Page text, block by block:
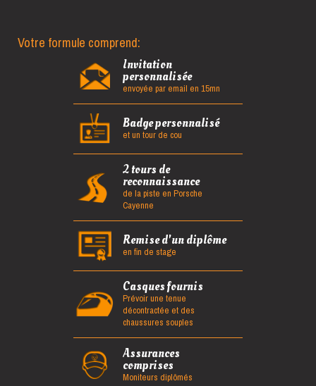
Votre formule comprend:
Invitation
personnalisée
envoyée par email en 15mn
Badge personnalisé
et un tour de cou
2 tours de
reconnaissance
de la piste en Porsche
Cayenne
Remise d'un diplôme
en fin de stage
Casques fournis
Prévoir une tenue
décontractée et des
chaussures souples
Assurances
comprises
Moniteurs diplômés